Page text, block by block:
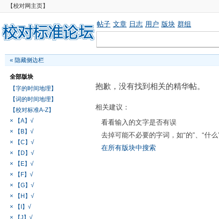
【校对网主页】
帖子 文章 日志 用户 版块 群组
« 隐藏侧边栏
全部版块
【字的时间地理】
【词的时间地理】
【校对标准A-Z】
× 【A】√
× 【B】√
× 【C】√
× 【D】√
× 【E】√
× 【F】√
× 【G】√
× 【H】√
× 【I】√
× 【J】√
抱歉，没有找到相关的精华帖。
相关建议：
看看输入的文字是否有误
去掉可能不必要的字词，如“的”、“什么
在所有版块中搜索